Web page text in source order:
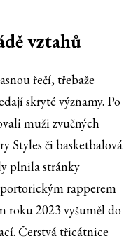
vztahů
řečí, třebaže
skryté významy. Po
muži zvučných
Styles či basketbalová
plnila stránky
rapperem
roku 2023 vyšuměl do
Čerstvá třicátnice